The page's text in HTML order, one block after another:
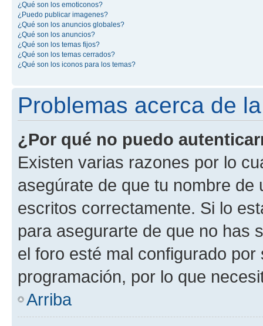
¿Qué son los emoticonos?
¿Puedo publicar imagenes?
¿Qué son los anuncios globales?
¿Qué son los anuncios?
¿Qué son los temas fijos?
¿Qué son los temas cerrados?
¿Qué son los iconos para los temas?
Problemas acerca de
¿Por qué no puedo
Existen varias razones por lo
asegúrate de que tu nombre
escritos correctamente. Si lo
para asegurarte de que no has
el foro esté mal configurado
programación, por lo que
Arriba